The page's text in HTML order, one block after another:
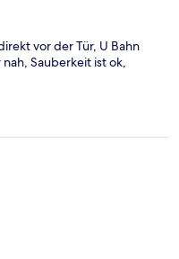
vor der Tür, U Bahn
Sauberkeit ist ok,